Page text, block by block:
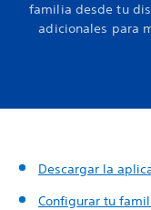
familia desde tu
adicionales para
Descargar la
Configurar tu